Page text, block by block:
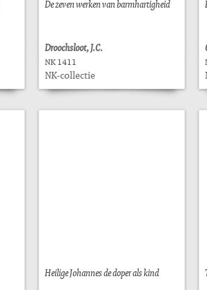
De zeven werken van barmhartigheid
Droochsloot, J.C.
NK 1411
NK-collectie
Heilige Johannes de doper als kind